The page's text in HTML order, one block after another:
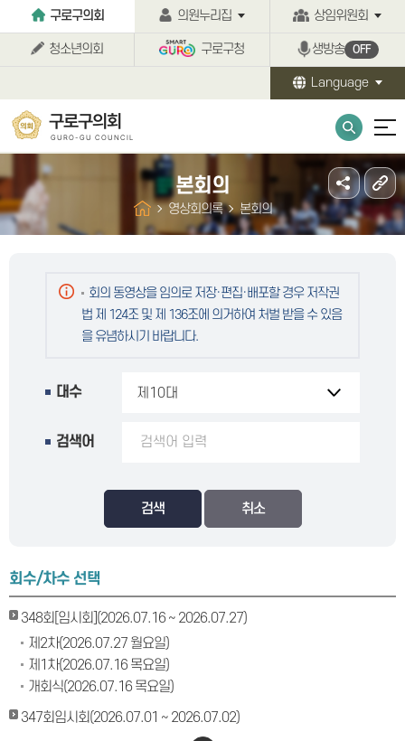
본문바로가기구로구의회 의원누리집 상임위원회
청소년의회 구로구청 생방송 OFF
Language
구로구의회
GURO-GU COUNCIL
본회의
영상회의록 본회의
회의 동영상을 임의로 저장·편집·배포할 경우 저작권
법 제 124조 및 제 136조에 의거하여 처벌 받을 수 있음
을 유념하시기 바랍니다.
대수
검색어
검색
회수/차수 선택
348회[임시회](2026.07.16 ~ 2026.07.27)
제2차(2026.07.27 월요일)
제1차(2026.07.16 목요일)
개회식(2026.07.16 목요일)
347회임시회(2026.07.01 ~ 2026.07.02)